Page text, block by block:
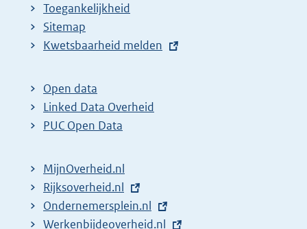
Toegankelijkheid
Sitemap
E
t
e
r
l
i
n
Kwetsbaarheid melden
Open data
Linked Data Overheid
PUC Open Data
MijnOverheid.nl
E
x
t
Rijksoverheid.nl
E
x
Ondernemersplein.nl
E
Werkenbijdeoverheid.nl